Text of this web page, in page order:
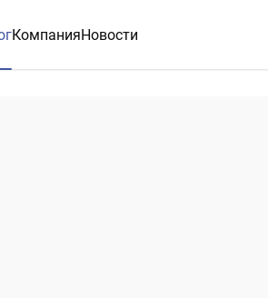
КомпанияНовости